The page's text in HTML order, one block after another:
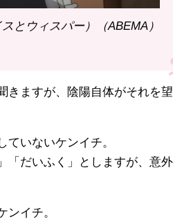
とウィスパー）（ABEMA）
ますが、陰陽自体がそれを
いないケンイチ。
だいふく」としますが、意
イチ。